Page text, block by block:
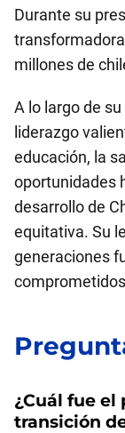
Durante su
millones de
A lo largo de
liderazgo
educación, la
oportunidades
desarrollo de
equitativa. Su
generaciones
¿Cuál fue el
transición